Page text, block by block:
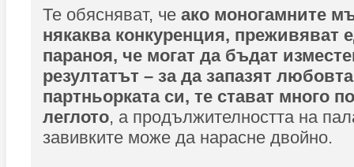
Те обясняват, че ако моногамните
някаква конкуренция, преживяват
параноя, че могат да бъдат
резултатът – за да запазят
партньорката си, те стават много
леглото, а продължителността на
завивките може да нарасне двойно.